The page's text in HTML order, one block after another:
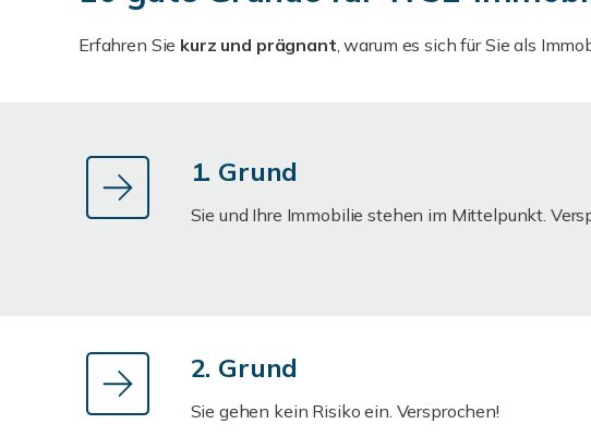
Erfahren Sie kurz und prägnant, warum es sich für Sie als
1. Grund
Sie und Ihre Immobilie stehen im Mittelpunkt.
2. Grund
Sie gehen kein Risiko ein. Versprochen!